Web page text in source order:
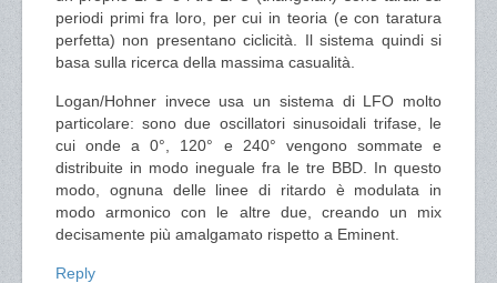
periodi primi fra loro, per cui in teoria (e con taratura
perfetta) non presentano ciclicità. Il sistema quindi si
basa sulla ricerca della massima casualità.
Logan/Hohner invece usa un sistema di LFO molto
particolare: sono due oscillatori sinusoidali trifase, le
cui onde a 0°, 120° e 240° vengono sommate e
distribuite in modo ineguale fra le tre BBD. In questo
modo, ognuna delle linee di ritardo è modulata in
modo armonico con le altre due, creando un mix
decisamente più amalgamato rispetto a Eminent.
Reply